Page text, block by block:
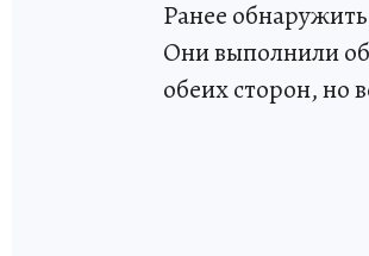
Ранее
Они выполнили
обеих сторон, но